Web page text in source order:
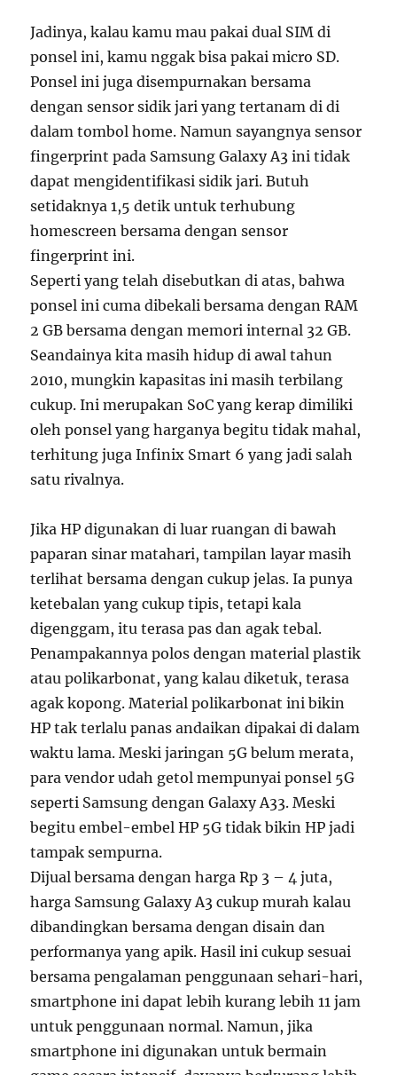
Jadinya, kalau kamu mau pakai dual SIM di
ponsel ini, kamu nggak bisa pakai micro SD.
Ponsel ini juga disempurnakan bersama
dengan sensor sidik jari yang tertanam di di
dalam tombol home. Namun sayangnya sensor
fingerprint pada Samsung Galaxy A3 ini tidak
dapat mengidentifikasi sidik jari. Butuh
setidaknya 1,5 detik untuk terhubung
homescreen bersama dengan sensor
fingerprint ini.
Seperti yang telah disebutkan di atas, bahwa
ponsel ini cuma dibekali bersama dengan RAM
2 GB bersama dengan memori internal 32 GB.
Seandainya kita masih hidup di awal tahun
2010, mungkin kapasitas ini masih terbilang
cukup. Ini merupakan SoC yang kerap dimiliki
oleh ponsel yang harganya begitu tidak mahal,
terhitung juga Infinix Smart 6 yang jadi salah
satu rivalnya.
Jika HP digunakan di luar ruangan di bawah
paparan sinar matahari, tampilan layar masih
terlihat bersama dengan cukup jelas. Ia punya
ketebalan yang cukup tipis, tetapi kala
digenggam, itu terasa pas dan agak tebal.
Penampakannya polos dengan material plastik
atau polikarbonat, yang kalau diketuk, terasa
agak kopong. Material polikarbonat ini bikin
HP tak terlalu panas andaikan dipakai di dalam
waktu lama. Meski jaringan 5G belum merata,
para vendor udah getol mempunyai ponsel 5G
seperti Samsung dengan Galaxy A33. Meski
begitu embel-embel HP 5G tidak bikin HP jadi
tampak sempurna.
Dijual bersama dengan harga Rp 3 – 4 juta,
harga Samsung Galaxy A3 cukup murah kalau
dibandingkan bersama dengan disain dan
performanya yang apik. Hasil ini cukup sesuai
bersama pengalaman penggunaan sehari-hari,
smartphone ini dapat lebih kurang lebih 11 jam
untuk penggunaan normal. Namun, jika
smartphone ini digunakan untuk bermain